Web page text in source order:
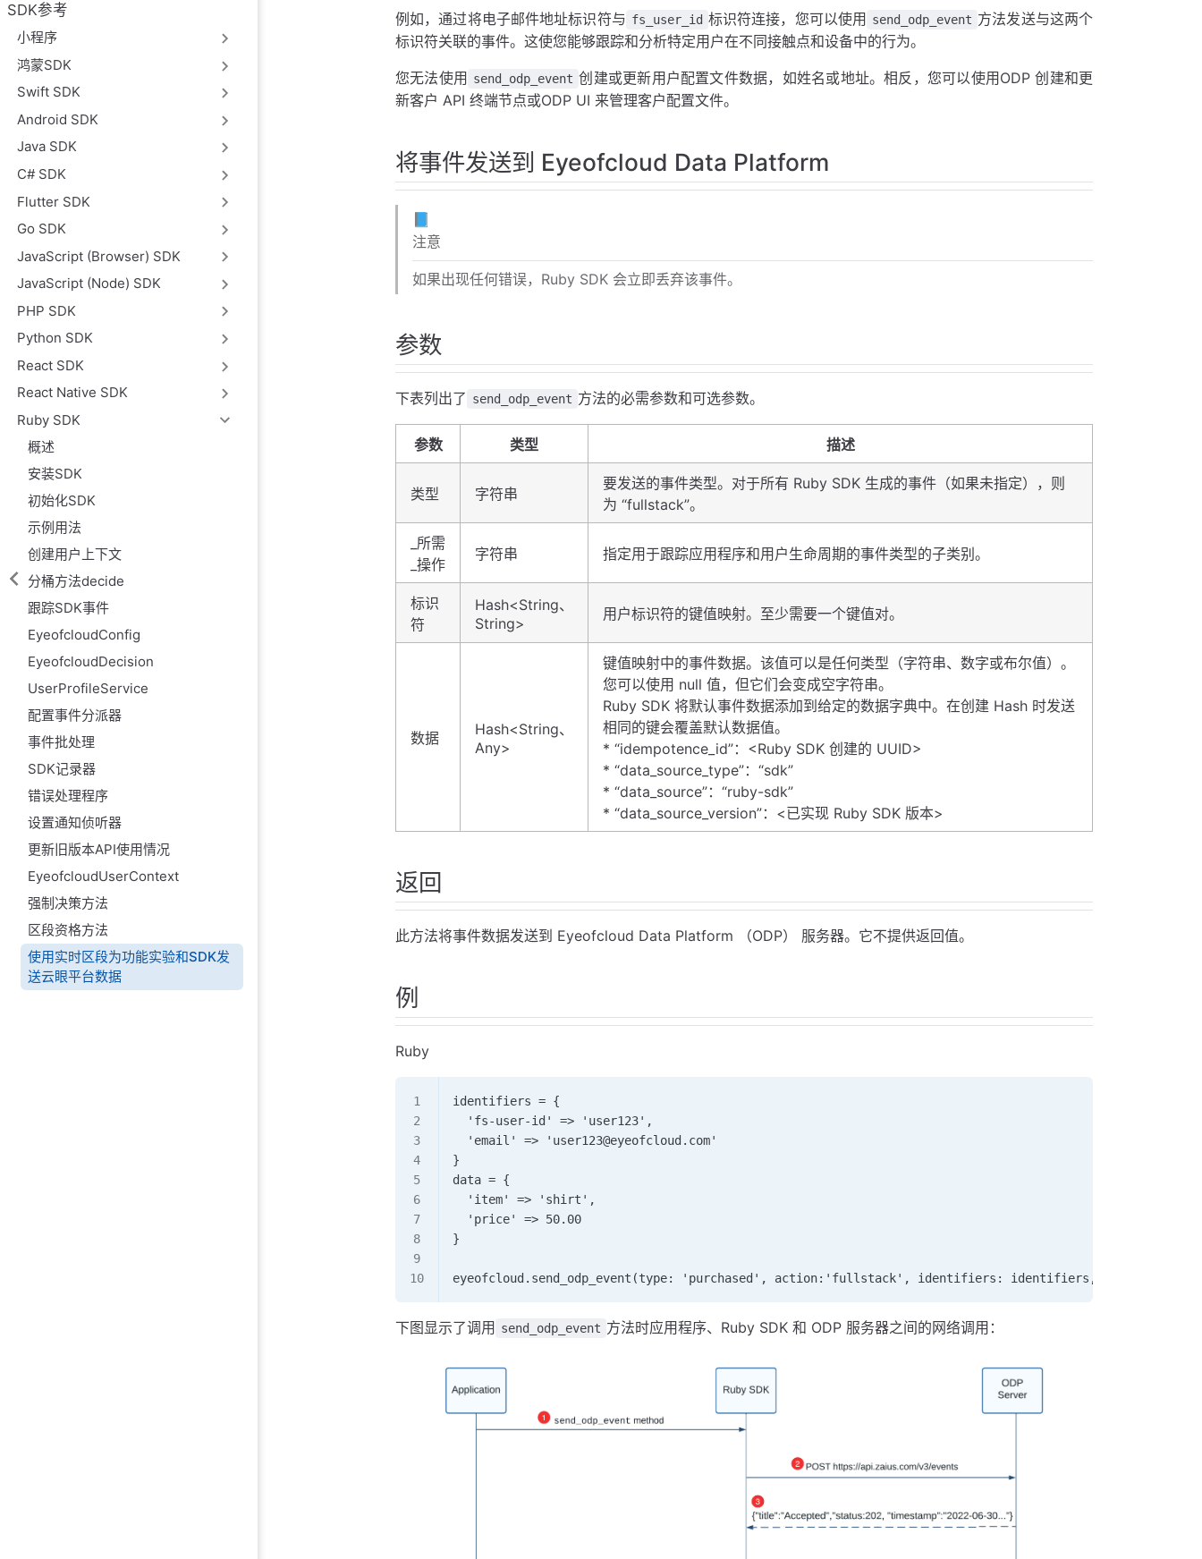
SDK参考
小程序
鸿蒙SDK
Swift SDK
Android SDK
Java SDK
C# SDK
Flutter SDK
Go SDK
JavaScript (Browser) SDK
JavaScript (Node) SDK
PHP SDK
Python SDK
React SDK
React Native SDK
Ruby SDK
概述
安装SDK
初始化SDK
示例用法
创建用户上下文
分桶方法decide
跟踪SDK事件
EyeofcloudConfig
EyeofcloudDecision
UserProfileService
配置事件分派器
事件批处理
SDK记录器
错误处理程序
设置通知侦听器
更新旧版本API使用情况
EyeofcloudUserContext
强制决策方法
区段资格方法
使用实时区段为功能实验和SDK发
送云眼平台数据
例如，通过将电子邮件地址标识符与 fs_user_id 标识符连接，您可以使用 send_odp_event 方法发送与这两个
标识符关联的事件。这使您能够跟踪和分析特定用户在不同接触点和设备中的行为。
您无法使用 send_odp_event 创建或更新用户配置文件数据，如姓名或地址。相反，您可以使用ODP 创建和更
新客户 API 终端节点或ODP UI 来管理客户配置文件。
将事件发送到 Eyeofcloud Data Platform
📘
注意
如果出现任何错误，Ruby SDK 会立即丢弃该事件。
参数
下表列出了 send_odp_event 方法的必需参数和可选参数。
参数 类型 描述
类型 字符串
要发送的事件类型。对于所有 Ruby SDK 生成的事件（如果未指定），则
为 “fullstack”。
_所需
_操作
字符串 指定用于跟踪应用程序和用户生命周期的事件类型的子类别。
标识
符
Hash<String、
String>
用户标识符的键值映射。至少需要一个键值对。
数据
Hash<String、
Any>
键值映射中的事件数据。该值可以是任何类型（字符串、数字或布尔值）。
您可以使用 null 值，但它们会变成空字符串。
Ruby SDK 将默认事件数据添加到给定的数据字典中。在创建 Hash 时发送
相同的键会覆盖默认数据值。
* “idempotence_id”：<Ruby SDK 创建的 UUID>
* “data_source_type”：“sdk”
* “data_source”：“ruby-sdk”
* “data_source_version”：<已实现 Ruby SDK 版本>
返回
此方法将事件数据发送到 Eyeofcloud Data Platform （ODP） 服务器。它不提供返回值。
例
Ruby
identifiers = {
  'fs-user-id' => 'user123',
  'email' => 'user123@eyeofcloud.com'
}
data = {
  'item' => 'shirt',
  'price' => 50.00
}
eyeofcloud.send_odp_event(type: 'purchased', action:'fullstack', identifiers: identifiers, data: data)
下图显示了调用 send_odp_event 方法时应用程序、Ruby SDK 和 ODP 服务器之间的网络调用：